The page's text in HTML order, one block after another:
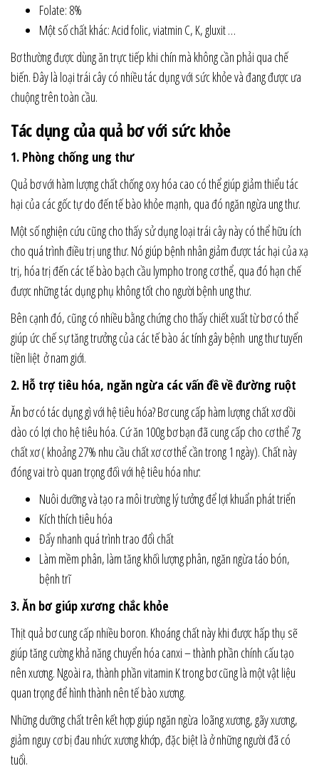
Folate: 8%
Một số chất khác: Acid folic, viatmin C, K, gluxit …
Bơ thường được dùng ăn trực tiếp khi chín mà không cần phải qua chế
biến. Đây là loại trái cây có nhiều tác dụng với sức khỏe và đang được ưa
chuộng trên toàn cầu.
Tác dụng của quả bơ với sức khỏe
1. Phòng chống ung thư
Quả bơ với hàm lượng chất chống oxy hóa cao có thể giúp giảm thiểu tác
hại của các gốc tự do đến tế bào khỏe mạnh, qua đó ngăn ngừa ung thư.
Một số nghiện cứu cũng cho thấy sử dụng loại trái cây này có thể hữu ích
cho quá trình điều trị ung thư. Nó giúp bệnh nhân giảm được tác hại của xạ
trị, hóa trị đến các tế bào bạch cầu lympho trong cơ thể, qua đó hạn chế
được những tác dụng phụ không tốt cho người bệnh ung thư.
Bên cạnh đó, cũng có nhiều bằng chứng cho thấy chiết xuất từ bơ có thể
giúp ức chế sự tăng trưởng của các tế bào ác tính gây bệnh ung thư tuyến
tiền liệt ở nam giới.
2. Hỗ trợ tiêu hóa, ngăn ngừa các vấn đề về đường ruột
Ăn bơ có tác dụng gì với hệ tiêu hóa? Bơ cung cấp hàm lượng chất xơ dồi
dào có lợi cho hệ tiêu hóa. Cứ ăn 100g bơ bạn đã cung cấp cho cơ thể 7g
chất xơ ( khoảng 27% nhu cầu chất xơ cơ thể cần trong 1 ngày). Chất này
đóng vai trò quan trọng đối với hệ tiêu hóa như:
Nuôi dưỡng và tạo ra môi trường lý tưởng để lợi khuẩn phát triển
Kích thích tiêu hóa
Đẩy nhanh quá trình trao đổi chất
Làm mềm phân, làm tăng khối lượng phân, ngăn ngừa táo bón,
bệnh trĩ
3. Ăn bơ giúp xương chắc khỏe
Thịt quả bơ cung cấp nhiều boron. Khoáng chất này khi được hấp thụ sẽ
giúp tăng cường khả năng chuyển hóa canxi – thành phần chính cấu tạo
nên xương. Ngoài ra, thành phần vitamin K trong bơ cũng là một vật liệu
quan trọng để hình thành nên tế bào xương.
Những dưỡng chất trên kết hợp giúp ngăn ngừa loãng xương, gãy xương,
giảm nguy cơ bị đau nhức xương khớp, đặc biệt là ở những người đã có
tuổi.